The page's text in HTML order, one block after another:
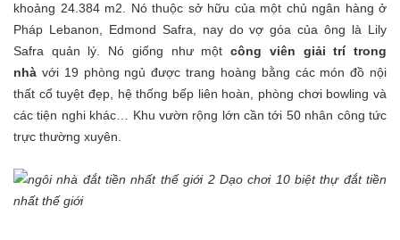
khoảng 24.384 m2. Nó thuộc sở hữu của một chủ ngân hàng ở
Pháp Lebanon, Edmond Safra, nay do vợ góa của ông là Lily
Safra quản lý. Nó giống như mộtcông viên giải trí trong
nhà với 19 phòng ngủ được trang hoàng bằng các món đồ nội
thất cổ tuyệt đẹp, hệ thống bếp liên hoàn, phòng chơi bowling và
các tiện nghi khác… Khu vườn rộng lớn cần tới 50 nhân công tức
trực thường xuyên.